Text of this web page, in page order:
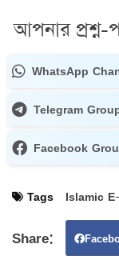
আপনার প্রশ্ন-
WhatsApp
Telegram
Facebook
Tags Islamic